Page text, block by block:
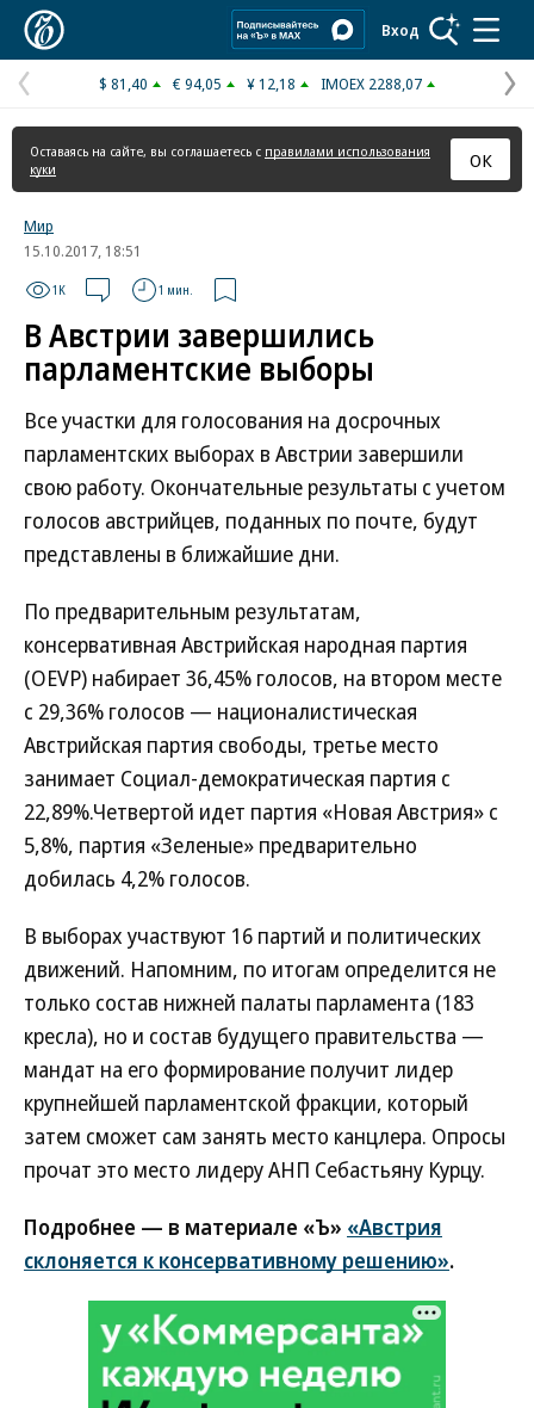
Вход
Предыдущая
страница
$ 81,40 € 94,05 ¥ 12,18 IMOEX 2288,07
Оставаясь на сайте, вы соглашаетесь с правилами использования
куки
ОК
Мир
15.10.2017, 18:51
1K 1 мин.
В Австрии завершились
парламентские выборы
Все участки для голосования на досрочных
парламентских выборах в Австрии завершили
свою работу. Окончательные результаты с учетом
голосов австрийцев, поданных по почте, будут
представлены в ближайшие дни.
По предварительным результатам,
консервативная Австрийская народная партия
(OEVP) набирает 36,45% голосов, на втором месте
с 29,36% голосов — националистическая
Австрийская партия свободы, третье место
занимает Социал-демократическая партия с
22,89%.Четвертой идет партия «Новая Австрия» с
5,8%, партия «Зеленые» предварительно
добилась 4,2% голосов.
В выборах участвуют 16 партий и политических
движений. Напомним, по итогам определится не
только состав нижней палаты парламента (183
кресла), но и состав будущего правительства —
мандат на его формирование получит лидер
крупнейшей парламентской фракции, который
затем сможет сам занять место канцлера. Опросы
прочат это место лидеру АНП Себастьяну Курцу.
Подробнее — в материале «Ъ» «Австрия
склоняется к консервативному решению».